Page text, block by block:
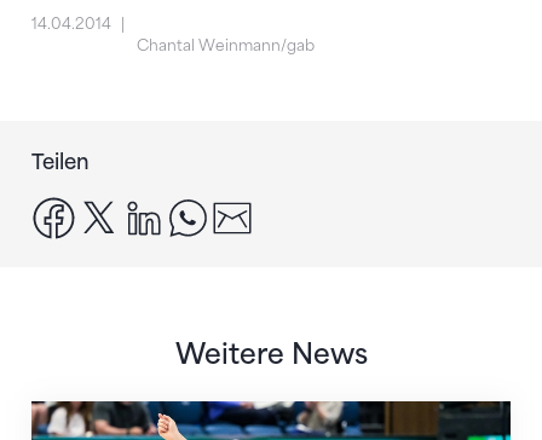
14.04.2014
Chantal Weinmann/gab
Teilen
facebook
x linkedinwhatsapp
Weitere News
Nächster Halt: Weltmeisterschaft